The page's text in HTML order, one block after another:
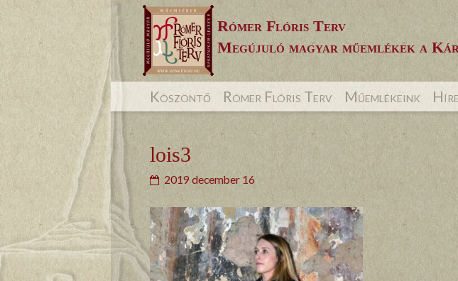
Skip
content
Rómer Flóris Terv
Megújuló magyar műemlékek a
Köszöntő Rómer Flóris Terv Műemlékeink
lois3
2019 december 16